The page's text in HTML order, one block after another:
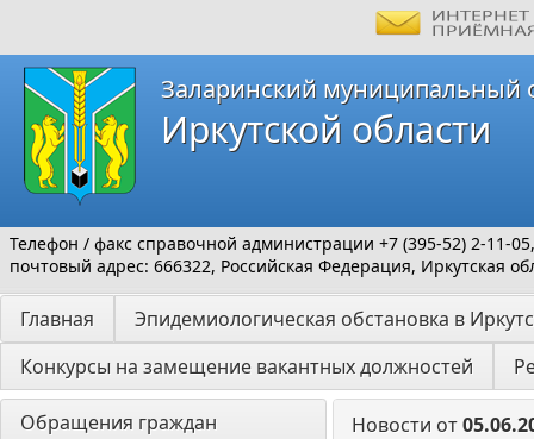
Заларинский муниципальный
Иркутской области
Телефон / факс справочной администрации +7 (395-52) 2-11-05,
почтовый адрес: 666322, Российская Федерация, Иркутская
Главная
Эпидемиологическая обстановка в
Конкурсы на замещение вакантных должностей
Обращения граждан
Новости от